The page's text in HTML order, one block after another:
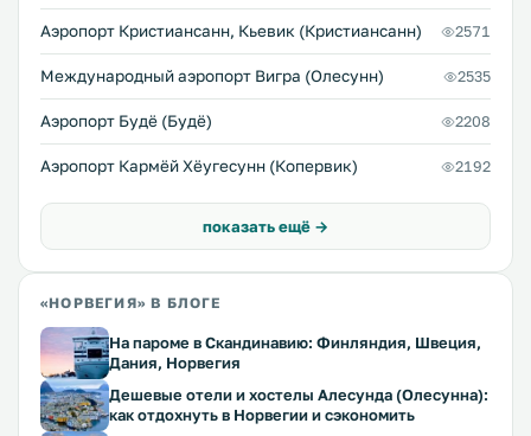
Аэропорт Кристиансанн, Кьевик (Кристиансанн) 2571
Международный аэропорт Вигра (Олесунн) 2535
Аэропорт Будё (Будё) 2208
Аэропорт Кармёй Хёугесунн (Копервик) 2192
показать ещё →
«НОРВЕГИЯ» В БЛОГЕ
На пароме в Скандинавию: Финляндия, Швеция,
Дания, Норвегия
Дешевые отели и хостелы Алесунда (Олесунна):
как отдохнуть в Норвегии и сэкономить